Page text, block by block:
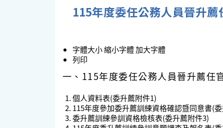
115年度委任公務人員晉升
字體大小縮小字體加大字體
列印
一、115年度委任公務人員晉升薦任
個人資料表(委升薦附件1)
115年度參加委升薦訓練資格確認暨同意書(
委升薦訓練參訓資格檢核表(委升薦附件3)